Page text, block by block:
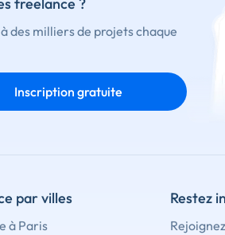
des milliers de projets chaque
Inscription gratuite
par villes
à Paris
Restez